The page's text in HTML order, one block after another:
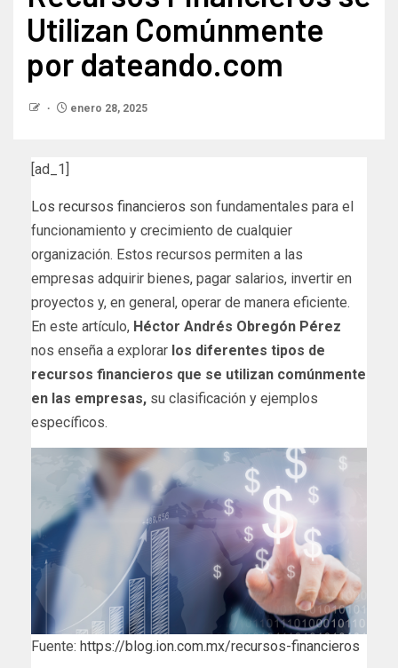
Utilizan Comúnmente
por dateando.com
enero 28, 2025
[ad_1]
Los recursos financieros son fundamentales para el
funcionamiento y crecimiento de cualquier
organización. Estos recursos permiten a las
empresas adquirir bienes, pagar salarios, invertir en
proyectos y, en general, operar de manera eficiente.
En este artículo, Héctor Andrés Obregón Pérez
nos enseña a explorar los diferentes tipos de
recursos financieros que se utilizan comúnmente
en las empresas, su clasificación y ejemplos
específicos.
Fuente: https://blog.ion.com.mx/recursos-financieros